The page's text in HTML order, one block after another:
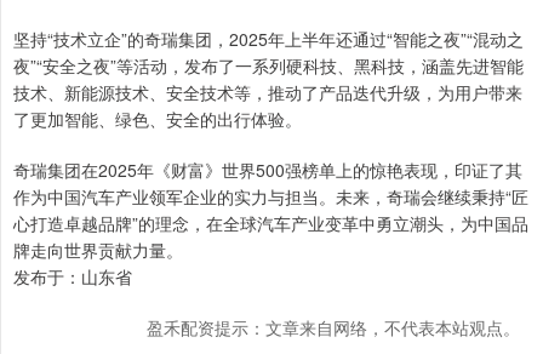
坚持“技术立企”的奇瑞集团，2025年上半年还通过“智能之夜”“混动之
夜”“安全之夜”等活动，发布了一系列硬科技、黑科技，涵盖先进智能
技术、新能源技术、安全技术等，推动了产品迭代升级，为用户带来
了更加智能、绿色、安全的出行体验。
奇瑞集团在2025年《财富》世界500强榜单上的惊艳表现，印证了其
作为中国汽车产业领军企业的实力与担当。未来，奇瑞会继续秉持“匠
心打造卓越品牌”的理念，在全球汽车产业变革中勇立潮头，为中国品
牌走向世界贡献力量。
发布于：山东省
盈禾配资提示：文章来自网络，不代表本站观点。